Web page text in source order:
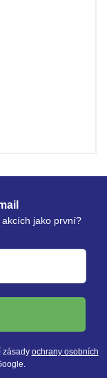
jako první?
zásady ochrany osobních